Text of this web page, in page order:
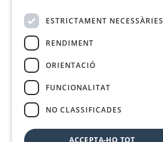
ESTRICTAMENT NECESSÀRIES
RENDIMENT
ORIENTACIÓ
FUNCIONALITAT
NO CLASSIFICADES
ACCEPTA-HO TOT